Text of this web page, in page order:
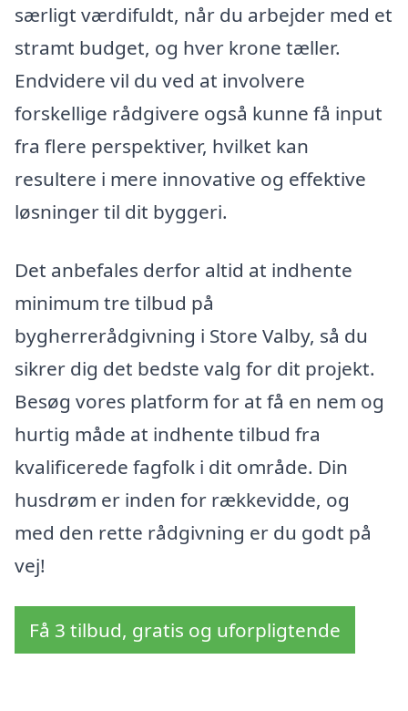
særligt værdifuldt, når du arbejder med et
stramt budget, og hver krone tæller.
Endvidere vil du ved at involvere
forskellige rådgivere også kunne få input
fra flere perspektiver, hvilket kan
resultere i mere innovative og effektive
løsninger til dit byggeri.
Det anbefales derfor altid at indhente
minimum tre tilbud på
bygherrerådgivning i Store Valby, så du
sikrer dig det bedste valg for dit projekt.
Besøg vores platform for at få en nem og
hurtig måde at indhente tilbud fra
kvalificerede fagfolk i dit område. Din
husdrøm er inden for rækkevidde, og
med den rette rådgivning er du godt på
vej!
Få 3 tilbud, gratis og uforpligtende